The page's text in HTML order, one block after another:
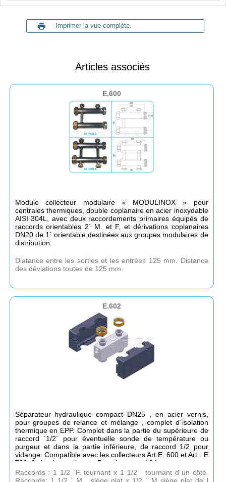
print Imprimer la vue complète.
Articles associés
E.600
Module collecteur modulaire « MODULINOX » pour
centrales thermiques, double coplanaire en acier inoxydable
AISI 304L, avec deux raccordements primaires équipés de
raccords orientables 2´ M. et F, et dérivations coplanaires
DN20 de 1´ orientable,destinées aux groupes modulaires de
distribution.
Diatance entre les sorties et les entrées 125 mm. Distance
des déviations toutes de 125 mm.
E.602
Séparateur hydraulique compact DN25 , en acier vernis,
pour groupes de relance et mélange , complet d´isolation
thermique en EPP. Complet dans la partie du supérieure de
raccord ´1/2´ pour éventuelle sonde de température ou
purgeur et dans la partie inférieure, de raccord 1/2 pour
vidange. Compatible avec les collecteurs Art E. 600 et Art . E
700, 2 circuits maximum- Pression max: 10 bar.
Raccords : 1 1/2 ´F. tournant x 1 1/2 ´ tournant d´un côté.